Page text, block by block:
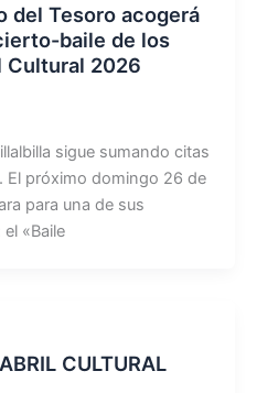
del Tesoro acogerá
baile de los
Cultural 2026
sigue sumando citas
El próximo domingo 26 de
para una de sus
«Baile
CULTURAL